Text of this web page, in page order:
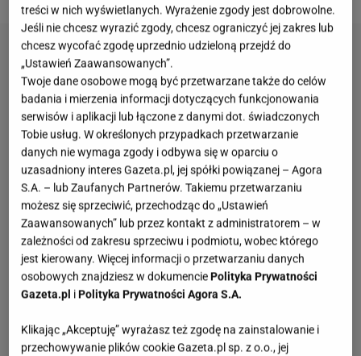
treści w nich wyświetlanych. Wyrażenie zgody jest dobrowolne.
Jeśli nie chcesz wyrazić zgody, chcesz ograniczyć jej zakres lub
chcesz wycofać zgodę uprzednio udzieloną przejdź do
„Ustawień Zaawansowanych”.
Twoje dane osobowe mogą być przetwarzane także do celów
badania i mierzenia informacji dotyczących funkcjonowania
serwisów i aplikacji lub łączone z danymi dot. świadczonych
Tobie usług. W określonych przypadkach przetwarzanie
danych nie wymaga zgody i odbywa się w oparciu o
uzasadniony interes Gazeta.pl, jej spółki powiązanej – Agora
S.A. – lub Zaufanych Partnerów. Takiemu przetwarzaniu
możesz się sprzeciwić, przechodząc do „Ustawień
Zaawansowanych” lub przez kontakt z administratorem – w
zależności od zakresu sprzeciwu i podmiotu, wobec którego
jest kierowany. Więcej informacji o przetwarzaniu danych
osobowych znajdziesz w dokumenciePolityka Prywatności
Gazeta.pl iPolityka Prywatności Agora S.A.
Klikając „Akceptuję” wyrażasz też zgodę na zainstalowanie i
przechowywanie plików cookie Gazeta.pl sp. z o.o., jej